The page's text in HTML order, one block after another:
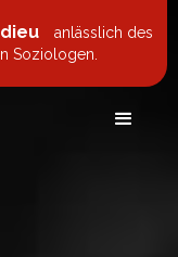
anlässlich des
Soziologen.